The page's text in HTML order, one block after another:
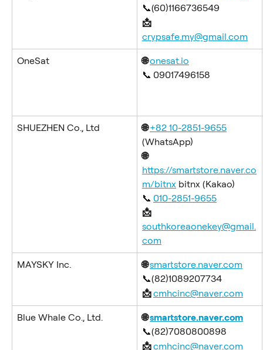
📞(60)1166736549
📩
crypsafe.my@gmail.com
OneSat 🌐 onesat.io
📞 09017496158
SHUEZHEN Co., Ltd 🌐 +82 10-2851-9655
(WhatsApp)
🌐
https://smartstore.naver.co
m/bitnx bitnx (Kakao)
📞 010-2851-9655
📩
southkoreaonekey@gmail.
com
MAYSKY Inc. 🌐 smartstore.naver.com
📞(82)1089207734
📩 cmhcinc@naver.com
Blue Whale Co., Ltd. 🌐 smartstore.naver.com
📞(82)7080800898
📩 cmhcinc@naver.com